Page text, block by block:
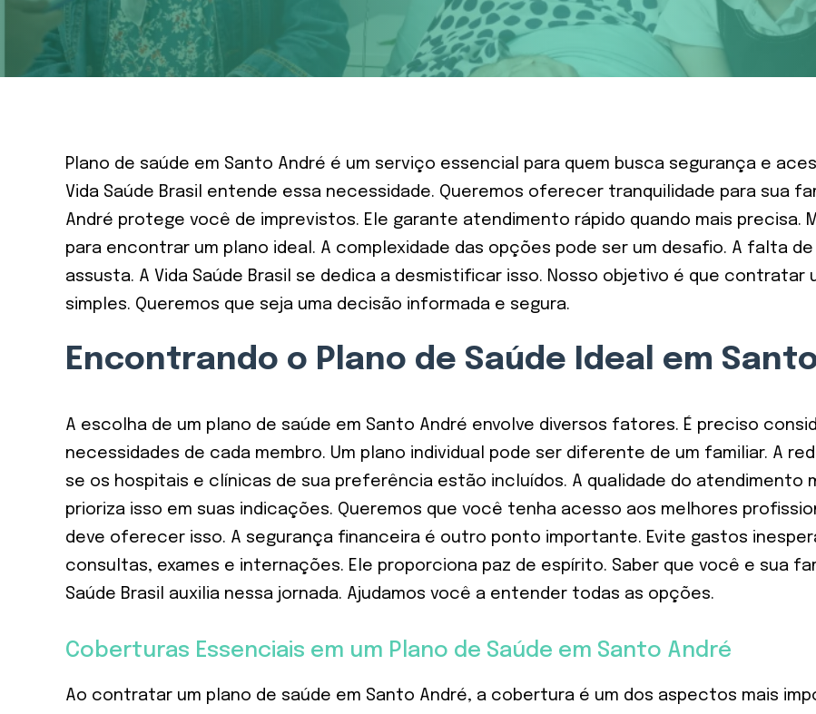
Plano de saúde em Santo André é um serviço essencial para quem busca segurança e
Vida Saúde Brasil entende essa necessidade. Queremos oferecer tranquilidade para sua
André protege você de imprevistos. Ele garante atendimento rápido quando mais precisa.
para encontrar um plano ideal. A complexidade das opções pode ser um desafio. A falta
assusta. A Vida Saúde Brasil se dedica a desmistificar isso. Nosso objetivo é que contratar
simples. Queremos que seja uma decisão informada e segura.
Encontrando o Plano de Saúde Ideal em
A escolha de um plano de saúde em Santo André envolve diversos fatores. É preciso
necessidades de cada membro. Um plano individual pode ser diferente de um familiar. A
se os hospitais e clínicas de sua preferência estão incluídos. A qualidade do atendimento
prioriza isso em suas indicações. Queremos que você tenha acesso aos melhores
deve oferecer isso. A segurança financeira é outro ponto importante. Evite gastos
consultas, exames e internações. Ele proporciona paz de espírito. Saber que você e sua
Saúde Brasil auxilia nessa jornada. Ajudamos você a entender todas as opções.
Coberturas Essenciais em um Plano de Saúde em Santo André
Ao contratar um plano de saúde em Santo André, a cobertura é um dos aspectos mais